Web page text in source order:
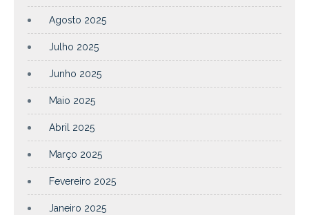
Agosto 2025
Julho 2025
Junho 2025
Maio 2025
Abril 2025
Março 2025
Fevereiro 2025
Janeiro 2025